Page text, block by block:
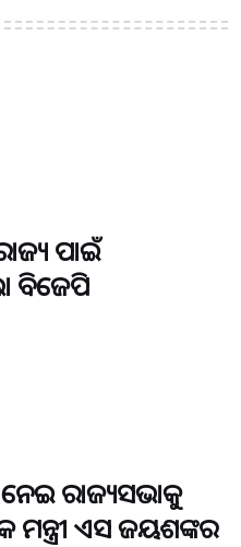
ପାଇଁ
ବିଜେପି
ରାଜ୍ୟସଭାକୁ
ଏସ ଜୟଶଙ୍କର